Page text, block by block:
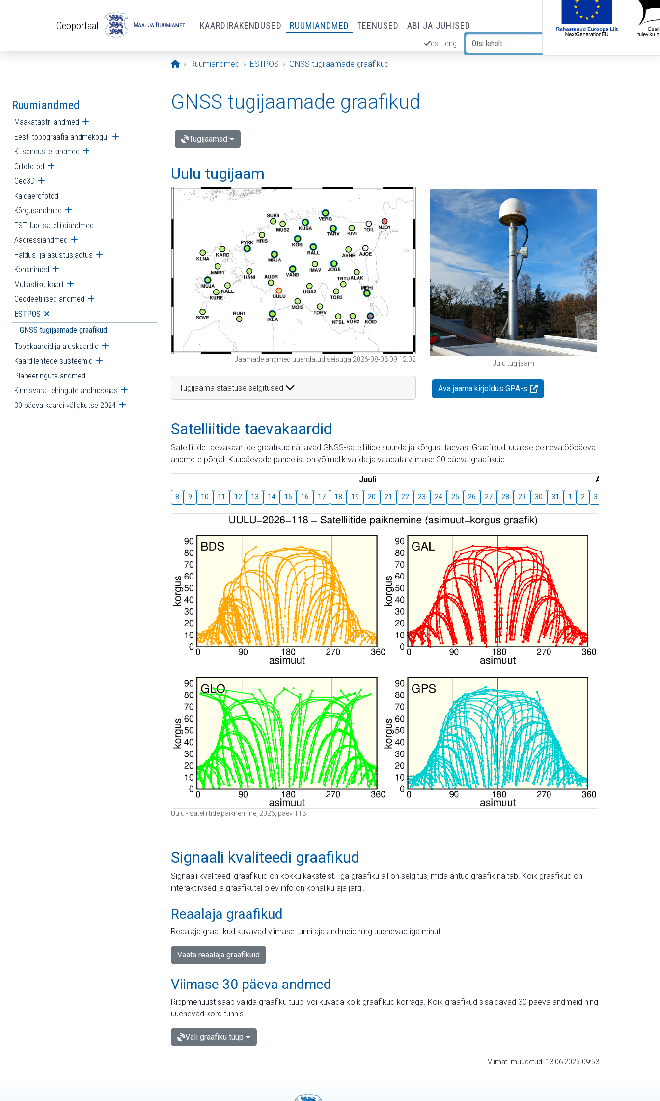
Geoportaal KAARDIRAKENDUSED RUUMIANDMED TEENUSED ABI JA JUHISED
est eng
Avaleht
Ruumiandmed ESTPOS GNSS tugijaamade graafikud
Ruumiandmed
Maakatastri andmed Ava alammenüü
Eesti topograafia andmekogu Ava alammenüü
Kitsenduste andmed Ava alammenüü
Ortofotod Ava alammenüü
Geo3D Ava alammenüü
Kaldaerofotod
Kõrgusandmed Ava alammenüü
ESTHubi satelliidiandmed
Aadressiandmed Ava alammenüü
Haldus- ja asustusjaotus Ava alammenüü
Kohanimed Ava alammenüü
Mullastiku kaart Ava alammenüü
Geodeetilised andmed Ava alammenüü
ESTPOS Ava alammenüü
GNSS tugijaamade graafikud
Topokaardid ja aluskaardid Ava alammenüü
Kaardilehtede süsteemid Ava alammenüü
Planeeringute andmed
Kinnisvara tehingute andmebaas Ava alammenüü
30 päeva kaardi väljakutse 2024 Ava alammenüü
GNSS tugijaamade graafikud
Tugijaamad
Uulu tugijaam
Jaamade andmed uuendatud seisuga 2026-08-08 09:12:02
Tugijaama staatuse selgitused
Uulu tugijaam
Ava jaama kirjeldus GPA-s
Satelliitide taevakaardid
Satelliitide taevakaartide graafikud näitavad GNSS-satelliitide suunda ja kõrgust taevas. Graafikud luuakse eelneva ööpäeva
andmete põhjal. Kuupäevade paneelist on võimalik valida ja vaadata viimase 30 päeva graafikuid.
Juuli August
8 9 10 11 12 13 14 15 16 17 18 19 20 21 22 23 24 25 26 27 28 29 30 31 1 2 3
Uulu - satelliitide paiknemine, 2026, päev 118
Signaali kvaliteedi graafikud
Signaali kvaliteedi graafikuid on kokku kaksteist. Iga graafiku all on selgitus, mida antud graafik näitab. Kõik graafikud on
interaktiivsed ja graafikutel olev info on kohaliku aja järgi.
Reaalaja graafikud
Reaalaja graafikud kuvavad viimase tunni aja andmeid ning uuenevad iga minut.
Vaata reaalaja graafikuid
Viimase 30 päeva andmed
Rippmenüüst saab valida graafiku tüübi või kuvada kõik graafikud korraga. Kõik graafikud sisaldavad 30 päeva andmeid ning
uuenevad kord tunnis.
Vali graafiku tüüp
Viimati muudetud: 13.06.2025 09:53